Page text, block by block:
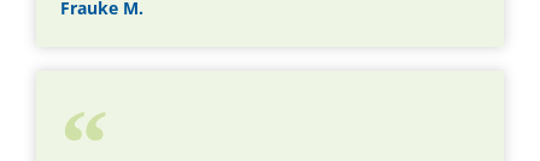
Frauke M.